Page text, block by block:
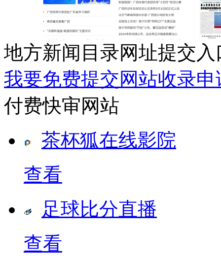
地方新闻目录网址提交入
我要免费提交网站收录申
付费快审网站
茶杯狐在线影院
查看
足球比分直播
查看